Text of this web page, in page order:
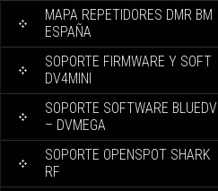
MAPA REPETIDORES DMR BM
ESPAÑA
SOPORTE FIRMWARE Y SOFT
DV4MINI
SOPORTE SOFTWARE BLUEDV
– DVMEGA
SOPORTE OPENSPOT SHARK
RF